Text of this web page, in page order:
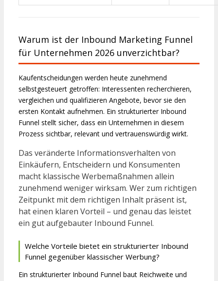
Warum ist der Inbound Marketing Funnel
für Unternehmen 2026 unverzichtbar?
Kaufentscheidungen werden heute zunehmend
selbstgesteuert getroffen: Interessenten recherchieren,
vergleichen und qualifizieren Angebote, bevor sie den
ersten Kontakt aufnehmen. Ein strukturierter Inbound
Funnel stellt sicher, dass ein Unternehmen in diesem
Prozess sichtbar, relevant und vertrauenswürdig wirkt.
Das veränderte Informationsverhalten von
Einkäufern, Entscheidern und Konsumenten
macht klassische Werbemaßnahmen allein
zunehmend weniger wirksam. Wer zum richtigen
Zeitpunkt mit dem richtigen Inhalt präsent ist,
hat einen klaren Vorteil – und genau das leistet
ein gut aufgebauter Inbound Funnel.
Welche Vorteile bietet ein strukturierter Inbound
Funnel gegenüber klassischer Werbung?
Ein strukturierter Inbound Funnel baut Reichweite und